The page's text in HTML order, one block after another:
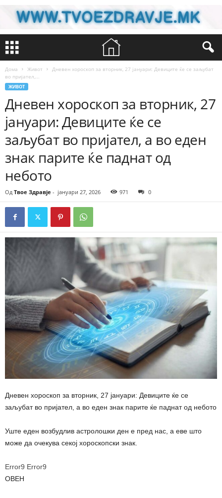
Дома Живот
Дневен хороскоп за вторник, 27 јануари: Девиците ќе се заљубат
во пријател,...
ЖИВОТ
Дневен хороскоп за вторник, 27
јануари: Девиците ќе се
заљубат во пријател, а во еден
знак парите ќе паднат од
небото
Од Твое Здравје - јануари 27, 2026 971 0
Дневен хороскоп за вторник, 27 јануари: Девиците ќе се
заљубат во пријател, а во еден знак парите ќе паднат од небото
Уште еден возбудлив астролошки ден е пред нас, а еве што
може да очекува секој хороскопски знак.
Error9 Error9
ОВЕН